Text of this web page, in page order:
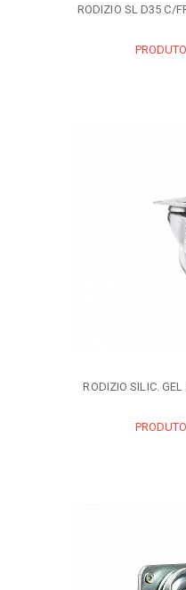
RODIZIO SL D35 C/
RODIZIO SILIC.